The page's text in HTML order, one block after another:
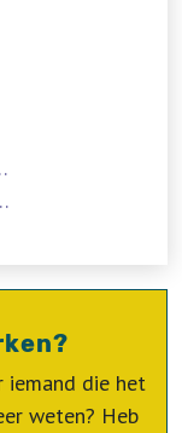
die het
weten? Heb